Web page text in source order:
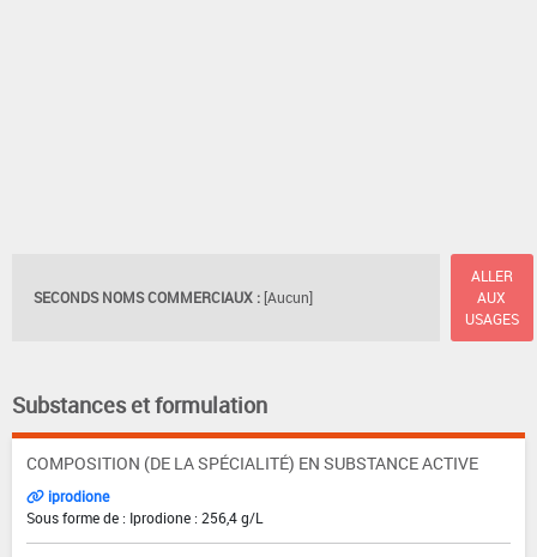
SECONDS NOMS COMMERCIAUX : [Aucun]
ALLER
AUX
USAGES
Substances et formulation
COMPOSITION (DE LA SPÉCIALITÉ) EN SUBSTANCE ACTIVE
iprodione
Sous forme de : Iprodione : 256,4 g/L